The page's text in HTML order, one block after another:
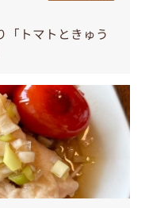
「トマトときゅう